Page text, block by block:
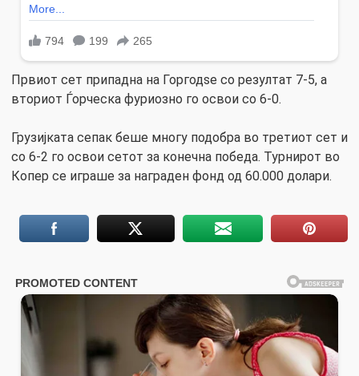
Првиот сет припадна на Горгодѕе со резултат 7-5, а
вториот Ѓорческа фуриозно го освои со 6-0.
Грузијката сепак беше многу подобра во третиот сет и
со 6-2 го освои сетот за конечна победа. Турнирот во
Копер се играше за награден фонд од 60.000 долари.